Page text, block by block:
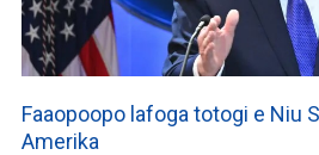
Faaopoopo lafoga totogi e Niu
Amerika